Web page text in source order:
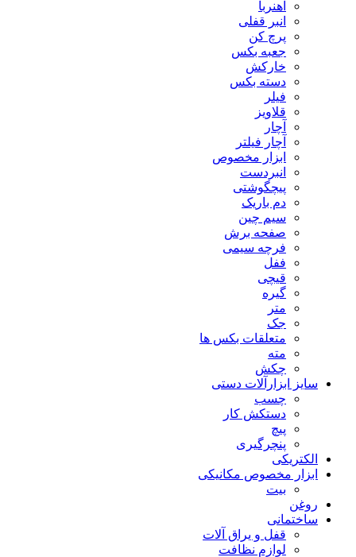
آهنربا
انبر قفلی
پرچ کن
جعبه بکس
خارکش
دسته بکس
فیلر
قلاویز
آچار
آچار فیلتر
ابزار مخصوص
انبردست
پیچگوشتی
دم باریک
سیم چین
صفحه برش
فرچه سیمی
ففل
قیچی
گیره
متر
جک
متعلقات بکس ها
مته
چکش
سایز ابزارآلات دستی
چسب
دستکش کار
پیچ
پنچرگیری
الکتریکی
ابزار مخصوص مکانیکی
بیت
روغن
ساختمانی
قفل و یراق آلات
لوازم نظافت